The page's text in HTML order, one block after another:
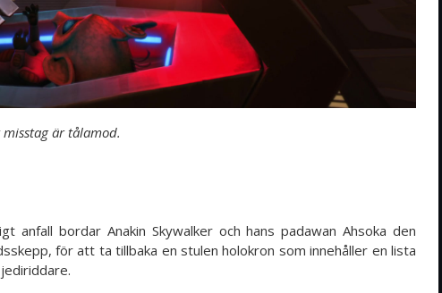
är tålamod.
anfall bordar Anakin Skywalker och hans padawan Ahsoka den
för att ta tillbaka en stulen holokron som innehåller en lista